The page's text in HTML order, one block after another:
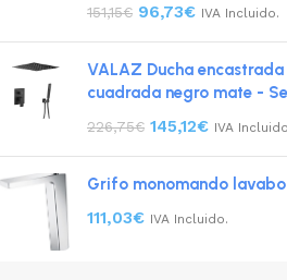
151,15€ 96,73€ IVA Incluido.
VALAZ Ducha
cuadrada negro mate -
226,75€ 145,12€ IVA
Grifo monomando
111,03€ IVA Incluido.